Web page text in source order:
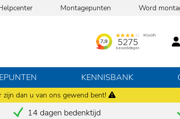
dan u van ons gewend bent!
Montagepunten Word
KENNISBANK
14 dagen bedenktijd